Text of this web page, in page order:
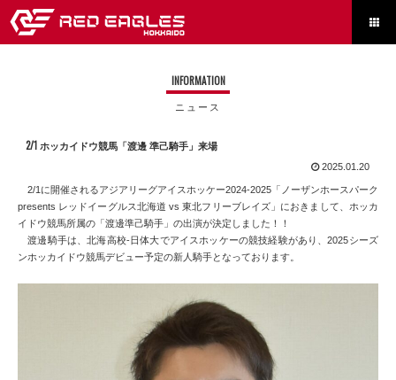

INFORMATION
ニュース
2/1 ホッカイドウ競馬「渡邊 準己騎手」来場
2025.01.20
2/1に開催されるアジアリーグアイスホッケー2024-2025「ノーザンホースパーク
presents レッドイーグルス北海道 vs 東北フリーブレイズ」におきまして、ホッカ
イドウ競馬所属の「渡邊準己騎手」の出演が決定しました！！
渡邊騎手は、北海高校-日体大でアイスホッケーの競技経験があり、2025シーズ
ンホッカイドウ競馬デビュー予定の新人騎手となっております。